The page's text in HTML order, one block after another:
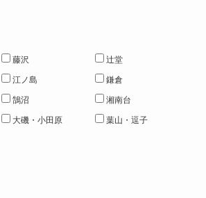
藤沢 辻堂
江ノ島 鎌倉
鵠沼 湘南台
大磯・小田原 葉山・逗子